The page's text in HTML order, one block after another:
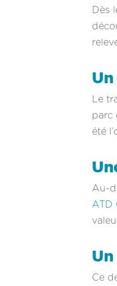
Dès
Le
parc
été
Au-
ATD
Ce